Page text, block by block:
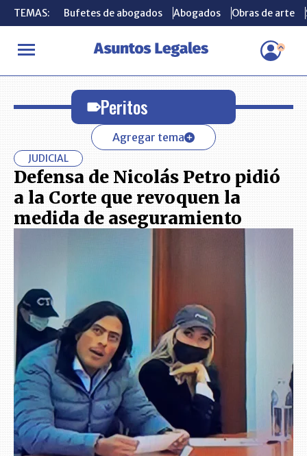
TEMAS: Bufetes de abogados Abogados Obras de arte
INICIO Peritos
TEMAS: Bufetes de abogados Abogados Obras de arte
Peritos
Agregar tema
JUDICIAL
Defensa de Nicolás Petro pidió
a la Corte que revoquen la
medida de aseguramiento